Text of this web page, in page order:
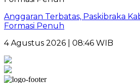
Anggaran Terbatas, Paskibraka
Formasi Penuh
4 Agustus 2026 | 08:46 WIB